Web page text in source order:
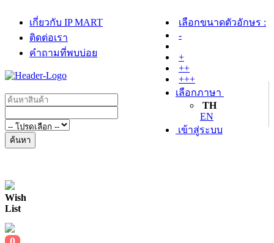
เกี่ยวกับ IP MART
ติดต่อเรา
คำถามที่พบบ่อย
เลือกขนาดตัวอักษร :
-
+
++
+++
เลือกภาษา
TH
EN
เข้าสู่ระบบ
ค้นหา
Wish
List